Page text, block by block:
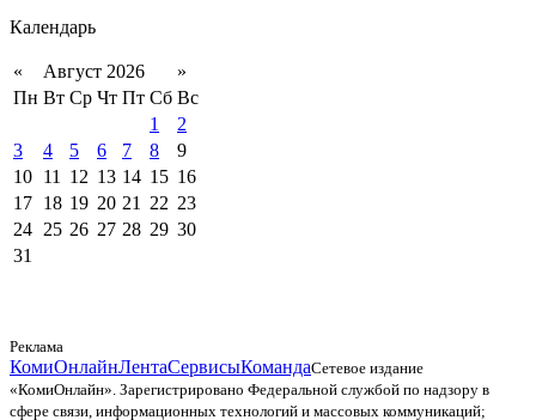
Календарь
« Август 2026
»
Пн Вт Ср Чт Пт Сб Вс
1
2
3
4 5 6 7 8
9
10 11 12 13 14 15 16
17 18 19 20 21 22 23
24 25 26 27 28 29 30
31
Реклама
КомиОнлайнЛентаСервисыКомандаСетевое издание
«КомиОнлайн». Зарегистрировано Федеральной службой по надзору в
сфере связи, информационных технологий и массовых коммуникаций;